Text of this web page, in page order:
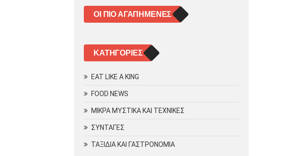
ΟΙ ΠΙΟ ΑΓΑΠΗΜΈΝΕΣ
KΑΤΗΓΟΡΊΕΣ
EAT LIKE A KING
FOOD NEWS
ΜΙΚΡΑ ΜΥΣΤΙΚΑ ΚΑΙ ΤΕΧΝΙΚΕΣ
ΣΥΝΤΑΓΕΣ
ΤΑΞΙΔΙΑ ΚΑΙ ΓΑΣΤΡΟΝΟΜΙΑ